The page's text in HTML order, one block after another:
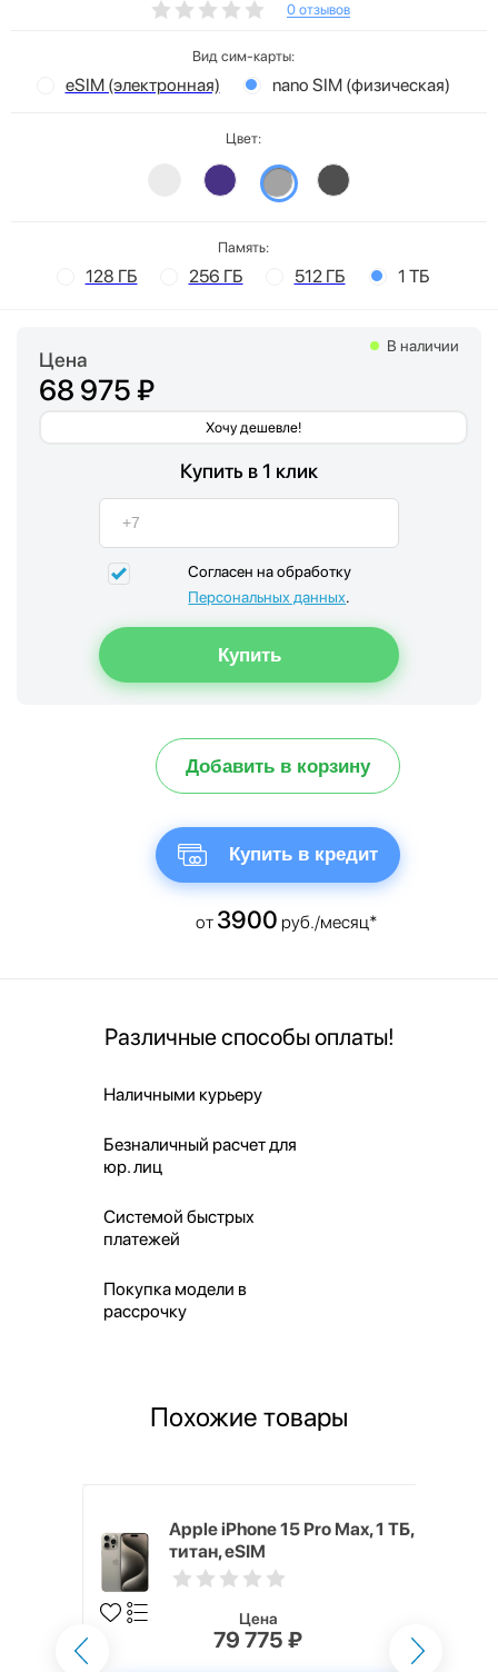
0 отзывов
Вид сим-карты:
eSIM (электронная) nano SIM (физическая)
Цвет:
Память:
128 ГБ 256 ГБ 512 ГБ 1 ТБ
Цена
68 975 ₽
Хочу дешевле!
В наличии
Купить в 1 клик
Согласен на обработку
Персональных данных.
Добавить в корзину
Купить в кредит
от 3900 руб./месяц*
Различные способы оплаты!
Наличными курьеру
Безналичный расчет для
юр. лиц
Системой быстрых
платежей
Покупка модели в
рассрочку
Похожие товары
Apple iPhone 15 Pro Max, 1 ТБ,
титан, eSIM
Цена
79 775 ₽